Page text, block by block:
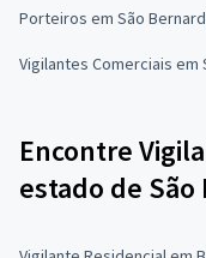
Porteiros em São
Vigilantes Comerciais em
Encontre
estado de São